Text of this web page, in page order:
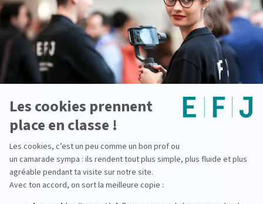
Voir également
Journaliste de mode
Devenir journaliste reporter
Devenir grand reporter
Découvrir l'EFJ